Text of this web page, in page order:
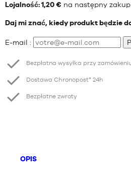
Lojalność: 1,20 € na następny
Daj mi znać, kiedy produkt będzie
E-mail :
Bezpłatna wysyłka przy
Dostawa Chronopost* 24h
Bezpłatne zwroty
OPIS